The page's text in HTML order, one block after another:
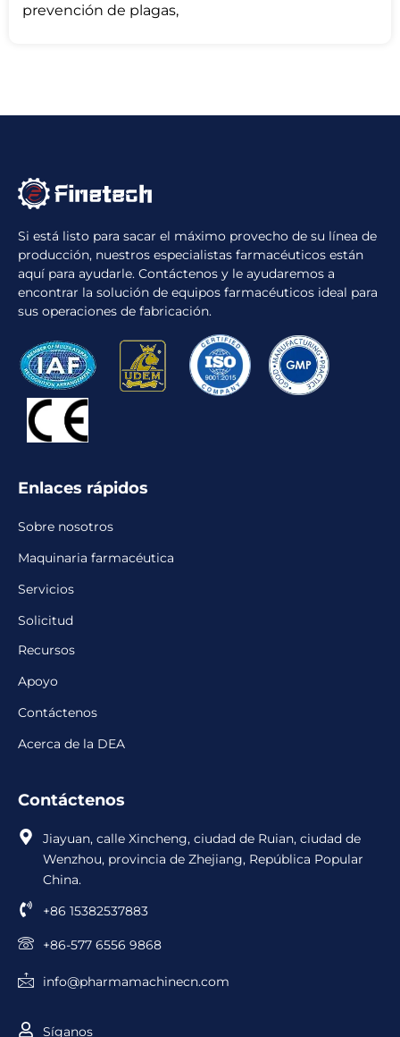
prevención de plagas,
Si está listo para sacar el máximo provecho de su línea de
producción, nuestros especialistas farmacéuticos están
aquí para ayudarle. Contáctenos y le ayudaremos a
encontrar la solución de equipos farmacéuticos ideal para
sus operaciones de fabricación.
Enlaces rápidos
Sobre nosotros
Maquinaria farmacéutica
Servicios
Solicitud
Recursos
Apoyo
Contáctenos
Acerca de la DEA
Contáctenos
Jiayuan, calle Xincheng, ciudad de Ruian, ciudad de
Wenzhou, provincia de Zhejiang, República Popular
China.
+86 15382537883
+86-577 6556 9868
info@pharmamachinecn.com
Síganos